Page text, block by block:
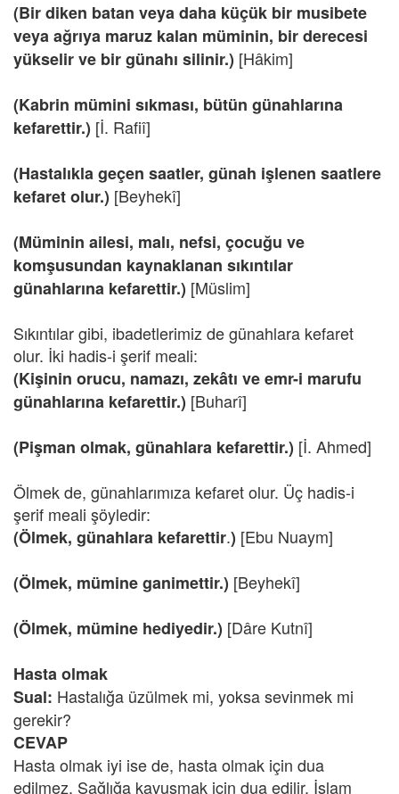
(Bir diken batan veya daha küçük bir musibete
veya ağrıya maruz kalan müminin, bir derecesi
yükselir ve bir günahı silinir.) [Hâkim]
(Kabrin mümini sıkması, bütün günahlarına
kefarettir.) [İ. Rafiî]
(Hastalıkla geçen saatler, günah işlenen saatlere
kefaret olur.) [Beyhekî]
(Müminin ailesi, malı, nefsi, çocuğu ve
komşusundan kaynaklanan sıkıntılar
günahlarına kefarettir.) [Müslim]
Sıkıntılar gibi, ibadetlerimiz de günahlara kefaret
olur. İki hadis-i şerif meali:
(Kişinin orucu, namazı, zekâtı ve emr-i marufu
günahlarına kefarettir.) [Buharî]
(Pişman olmak, günahlara kefarettir.) [İ. Ahmed]
Ölmek de, günahlarımıza kefaret olur. Üç hadis-i
şerif meali şöyledir:
(Ölmek, günahlara kefarettir.) [Ebu Nuaym]
(Ölmek, mümine ganimettir.) [Beyhekî]
(Ölmek, mümine hediyedir.) [Dâre Kutnî]
Hasta olmak
Sual: Hastalığa üzülmek mi, yoksa sevinmek mi
gerekir?
CEVAP
Hasta olmak iyi ise de, hasta olmak için dua
edilmez. Sağlığa kavuşmak için dua edilir. İslam